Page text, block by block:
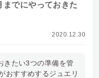
までにやっておきた
2020.12.30
きたい3つの準備を管
おすすめするジュエリ